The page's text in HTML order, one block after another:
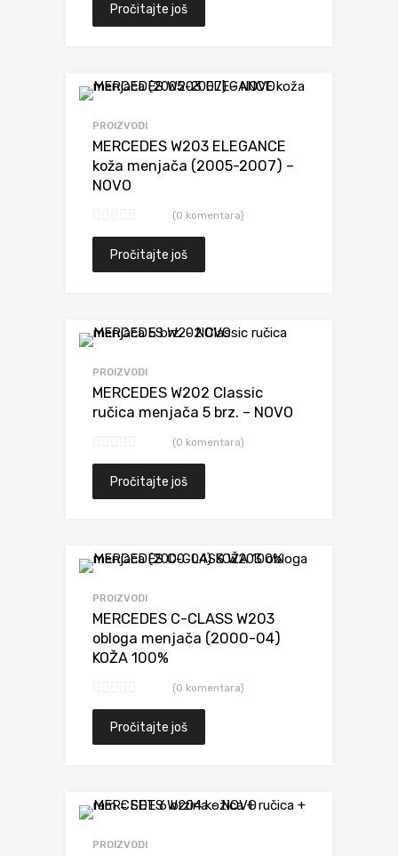
Pročitajte još
PROIZVODI
MERCEDES W203 ELEGANCE
koža menjača (2005-2007) –
NOVO
(0 komentara)
Pročitajte još
PROIZVODI
MERCEDES W202 Classic
ručica menjača 5 brz. – NOVO
(0 komentara)
Pročitajte još
PROIZVODI
MERCEDES C-CLASS W203
obloga menjača (2000-04)
KOŽA 100%
(0 komentara)
Pročitajte još
PROIZVODI